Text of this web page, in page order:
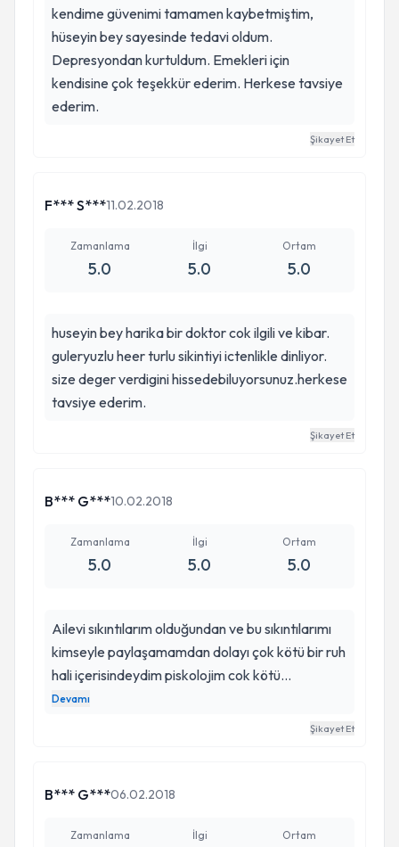
kendime güvenimi tamamen kaybetmiştim,
hüseyin bey sayesinde tedavi oldum.
Depresyondan kurtuldum. Emekleri için
kendisine çok teşekkür ederim. Herkese tavsiye
ederim.
Şikayet Et
F*** S***11.02.2018
Zamanlama
5.0
İlgi
5.0
Ortam
5.0
huseyin bey harika bir doktor cok ilgili ve kibar.
guleryuzlu heer turlu sikintiyi ictenlikle dinliyor.
size deger verdigini hissedebiluyorsunuz.herkese
tavsiye ederim.
Şikayet Et
B*** G***10.02.2018
Zamanlama
5.0
İlgi
5.0
Ortam
5.0
Ailevi sıkıntılarım olduğundan ve bu sıkıntılarımı
kimseyle paylaşamamdan dolayı çok kötü bir ruh
hali içerisindeydim piskolojim cok kötü
durumdaydı taki bir arkadaşımın hüseyin hocayı
tavsiye ettiği güne kadar. Tavsiye üzerine gittim
Devamı
Şikayet Et
B*** G***06.02.2018
Zamanlama İlgi Ortam